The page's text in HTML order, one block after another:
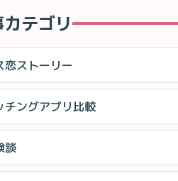
テゴリ
恋ストーリー
チングアプリ比較
談